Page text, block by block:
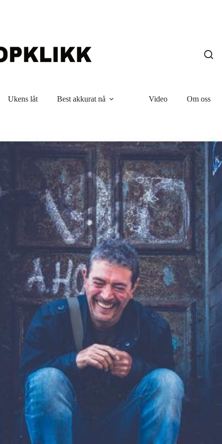
Ukens låt Best akkurat nå Video Om oss